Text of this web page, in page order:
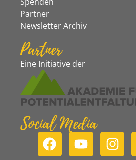
Partner
Newsletter Archiv
Partner
Eine Initiative der
Social Media